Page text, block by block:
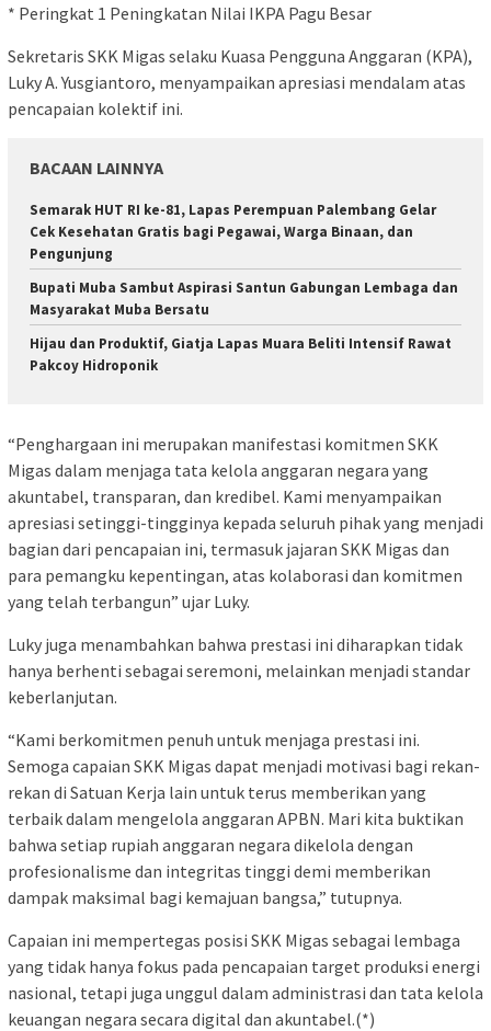
* Peringkat 1 Peningkatan Nilai IKPA Pagu Besar
Sekretaris SKK Migas selaku Kuasa Pengguna Anggaran (KPA),
Luky A. Yusgiantoro, menyampaikan apresiasi mendalam atas
pencapaian kolektif ini.
BACAAN LAINNYA
Semarak HUT RI ke-81, Lapas Perempuan Palembang Gelar
Cek Kesehatan Gratis bagi Pegawai, Warga Binaan, dan
Pengunjung
Bupati Muba Sambut Aspirasi Santun Gabungan Lembaga dan
Masyarakat Muba Bersatu
Hijau dan Produktif, Giatja Lapas Muara Beliti Intensif Rawat
Pakcoy Hidroponik
“Penghargaan ini merupakan manifestasi komitmen SKK
Migas dalam menjaga tata kelola anggaran negara yang
akuntabel, transparan, dan kredibel. Kami menyampaikan
apresiasi setinggi-tingginya kepada seluruh pihak yang menjadi
bagian dari pencapaian ini, termasuk jajaran SKK Migas dan
para pemangku kepentingan, atas kolaborasi dan komitmen
yang telah terbangun” ujar Luky.
Luky juga menambahkan bahwa prestasi ini diharapkan tidak
hanya berhenti sebagai seremoni, melainkan menjadi standar
keberlanjutan.
“Kami berkomitmen penuh untuk menjaga prestasi ini.
Semoga capaian SKK Migas dapat menjadi motivasi bagi rekan-
rekan di Satuan Kerja lain untuk terus memberikan yang
terbaik dalam mengelola anggaran APBN. Mari kita buktikan
bahwa setiap rupiah anggaran negara dikelola dengan
profesionalisme dan integritas tinggi demi memberikan
dampak maksimal bagi kemajuan bangsa,” tutupnya.
Capaian ini mempertegas posisi SKK Migas sebagai lembaga
yang tidak hanya fokus pada pencapaian target produksi energi
nasional, tetapi juga unggul dalam administrasi dan tata kelola
keuangan negara secara digital dan akuntabel.(*)